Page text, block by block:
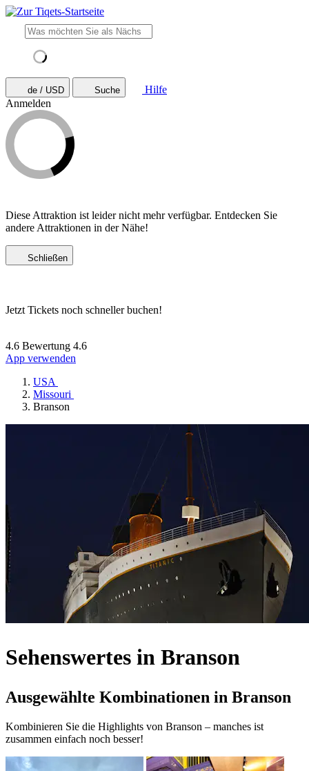
de / USD Suche
Hilfe
Anmelden
Diese Attraktion ist leider nicht mehr verfügbar. Entdecken Sie
andere Attraktionen in der Nähe!
Schließen
Jetzt Tickets noch schneller buchen!
4.6 Bewertung 4.6
App verwenden
USA
Missouri
Branson
Sehenswertes in Branson
Ausgewählte Kombinationen in Branson
Kombinieren Sie die Highlights von Branson – manches ist
zusammen einfach noch besser!